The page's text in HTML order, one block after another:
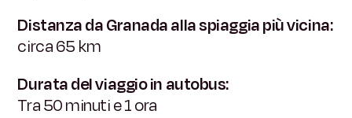
Distanza da Granada alla spiaggia più vicina:
circa 65 km
Durata del viaggio in autobus:
Tra 50 minuti e 1 ora